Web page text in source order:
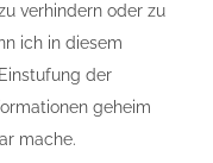
verhindern oder zu
ich in diesem
der
geheim
mache.